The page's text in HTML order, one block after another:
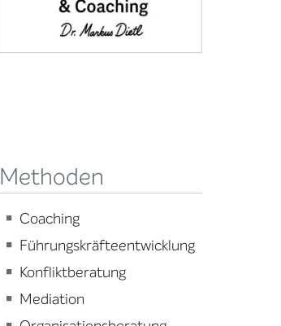
Methoden
Coaching
Führungskräfteentwicklung
Konfliktberatung
Mediation